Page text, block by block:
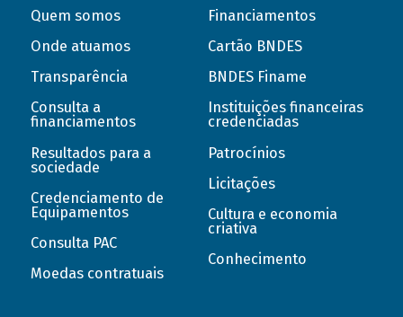
Quem somos
Onde atuamos
Transparência
Consulta a
financiamentos
Resultados para a
sociedade
Credenciamento de
Equipamentos
Consulta PAC
Moedas contratuais
Financiamentos
Cartão BNDES
BNDES Finame
Instituições financeiras
credenciadas
Patrocínios
Licitações
Cultura e economia
criativa
Conhecimento